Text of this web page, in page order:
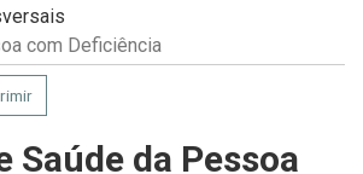
com Deficiência
Saúde da Pessoa